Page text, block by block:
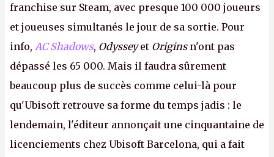
franchise sur Steam, avec presque 100 000 joueurs
et joueuses simultanés le jour de sa sortie. Pour
info, AC Shadows, Odysseyet Originsn'ont pas
dépassé les 65 000. Mais il faudra sûrement
beaucoup plus de succès comme celui-là pour
qu'Ubisoft retrouve sa forme du temps jadis : le
lendemain, l'éditeur annonçait une cinquantaine de
licenciements chez Ubisoft Barcelona, qui a fait